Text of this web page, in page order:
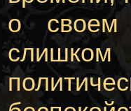
о своем